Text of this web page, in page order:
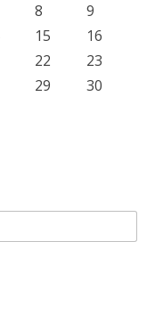
8
9
15
16
22
23
29
30